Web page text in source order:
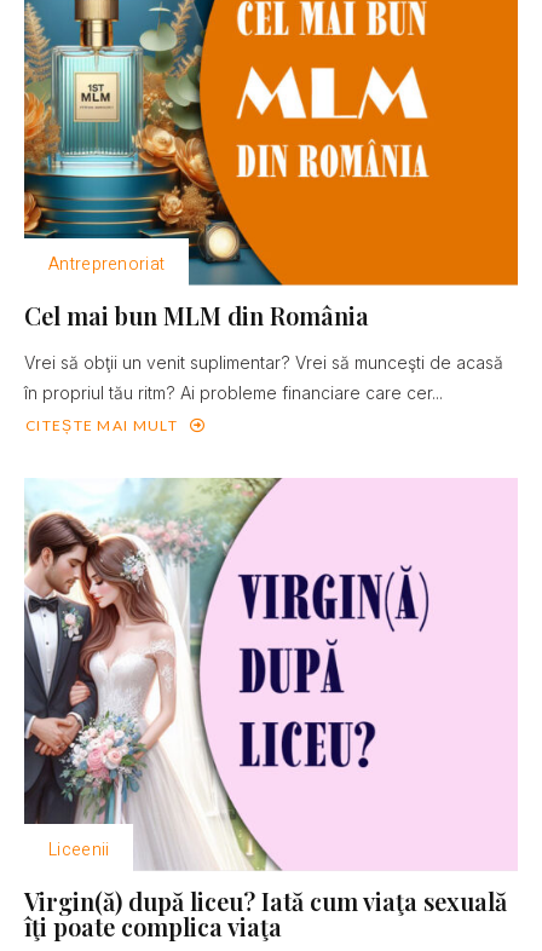
Antreprenoriat
Cel mai bun MLM din România
Vrei să obţii un venit suplimentar? Vrei să munceşti de acasă
în propriul tău ritm? Ai probleme financiare care cer...
CITEȘTE MAI MULT
Liceenii
Virgin(ă) după liceu? Iată cum viaţa sexuală
îţi poate complica viaţa